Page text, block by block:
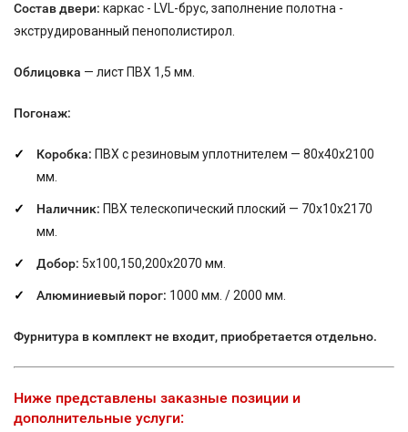
Состав двери: каркас - LVL-брус, заполнение полотна -
экструдированный пенополистирол.
Облицовка — лист ПВХ 1,5 мм.
Погонаж:
Коробка: ПВХ с резиновым уплотнителем — 80х40х2100
мм.
Наличник: ПВХ телескопический плоский — 70х10х2170
мм.
Добор: 5х100,150,200х2070 мм.
Алюминиевый порог: 1000 мм. / 2000 мм.
Фурнитура в комплект не входит, приобретается отдельно.
Ниже представлены заказные позиции и
дополнительные услуги: